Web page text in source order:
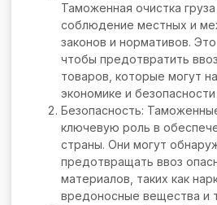
Таможенная очистка
соблюдение местных и
законов и нормативов.
чтобы предотвратить
товаров, которые могут
экономике и
Безопасность:
ключевую роль в
страны. Они могут
предотвращать ввоз
материалов, таких как
вредоносные вещества и